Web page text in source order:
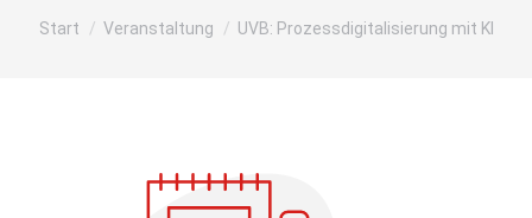
Sie befinden sich hier:
Start Veranstaltung UVB: Prozessdigitalisierung mit KI